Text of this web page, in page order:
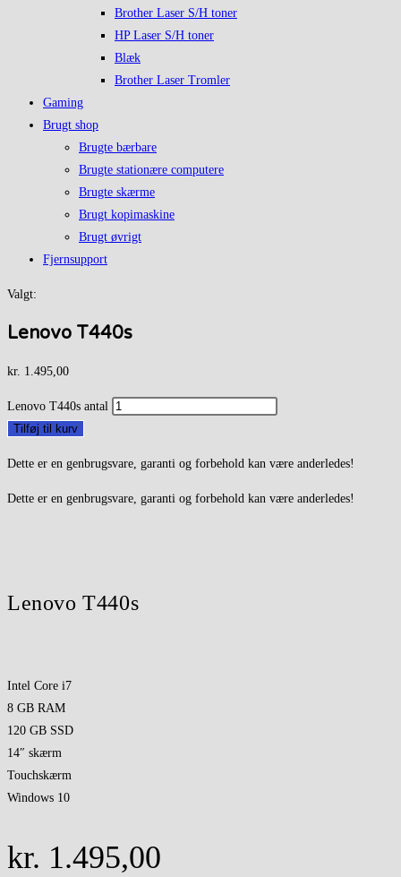
Brother Laser S/H toner
HP Laser S/H toner
Blæk
Brother Laser Tromler
Gaming
Brugt shop
Brugte bærbare
Brugte stationære computere
Brugte skærme
Brugt kopimaskine
Brugt øvrigt
Fjernsupport
Valgt:
Lenovo T440s
kr. 1.495,00
Lenovo T440s antal
Tilføj til kurv
Dette er en genbrugsvare, garanti og forbehold kan være anderledes!
Dette er en genbrugsvare, garanti og forbehold kan være anderledes!
Lenovo T440s
Intel Core i7
8 GB RAM
120 GB SSD
14″ skærm
Touchskærm
Windows 10
kr. 1.495,00